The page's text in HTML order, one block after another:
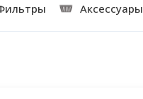
Аксессуары